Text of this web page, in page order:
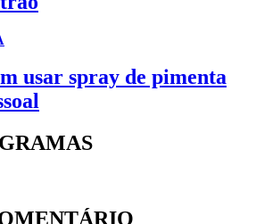
usar spray de pimenta